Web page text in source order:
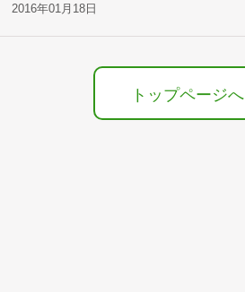
2016年01月18日
トップページへ